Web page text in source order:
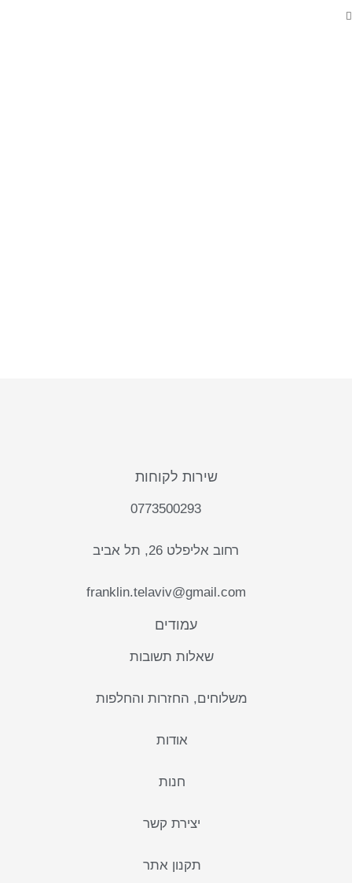
שירות לקוחות
0773500293
רחוב אליפלט 26, תל אביב
franklin.telaviv@gmail.com
עמודים
שאלות תשובות
משלוחים, החזרות והחלפות
אודות
חנות
יצירת קשר
תקנון אתר